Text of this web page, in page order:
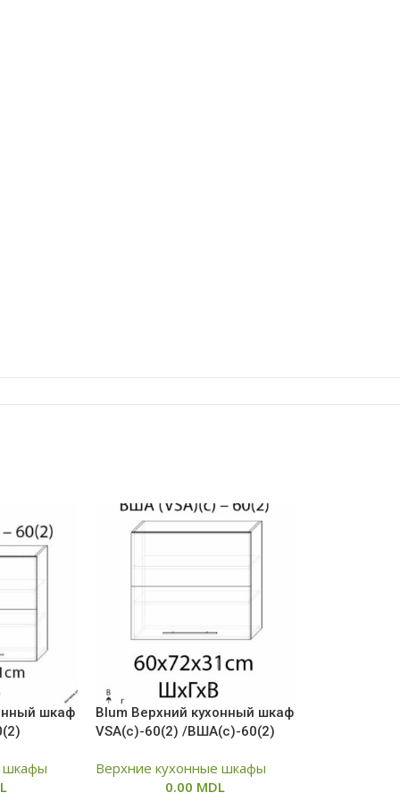
шкаф
шкафы
Blum Верхний кухонный шкаф
VSA(с)-60(2) /ВША(с)-60(2)
Верхние кухонные шкафы
0.00 MDL